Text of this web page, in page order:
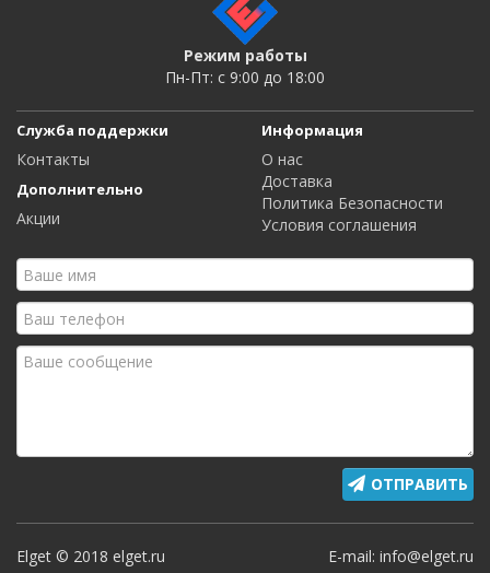
Режим работы
Пн-Пт: c 9:00 до 18:00
Служба поддержки
Контакты
Дополнительно
Акции
Информация
О нас
Доставка
Политика Безопасности
Условия соглашения
ОТПРАВИТЬ
Elget © 2018 elget.ru E-mail: info@elget.ru